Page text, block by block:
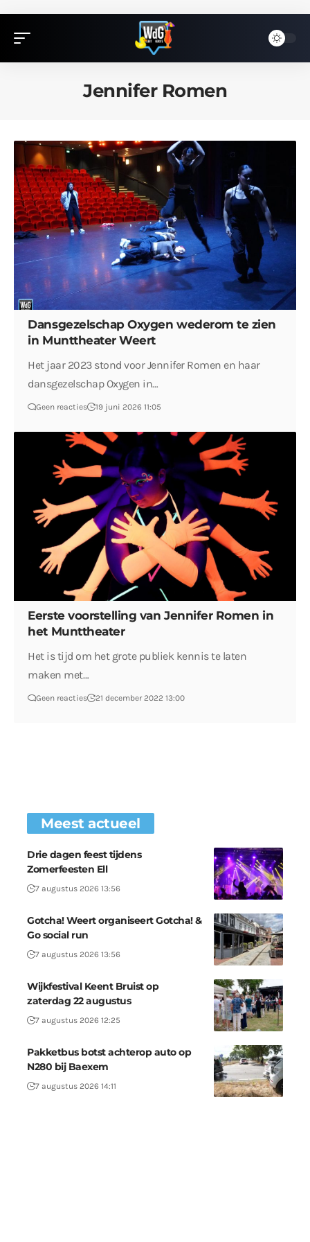
Jennifer Romen
Dansgezelschap Oxygen wederom te zien
in Munttheater Weert
Het jaar 2023 stond voor Jennifer Romen en haar
dansgezelschap Oxygen in…
Geen reacties 19 juni 2026 11:05
Eerste voorstelling van Jennifer Romen in
het Munttheater
Het is tijd om het grote publiek kennis te laten
maken met…
Geen reacties 21 december 2022 13:00
Meest actueel
Drie dagen feest tijdens
Zomerfeesten Ell
7 augustus 2026 13:56
Gotcha! Weert organiseert Gotcha! &
Go social run
7 augustus 2026 13:56
Wijkfestival Keent Bruist op
zaterdag 22 augustus
7 augustus 2026 12:25
Pakketbus botst achterop auto op
N280 bij Baexem
7 augustus 2026 14:11